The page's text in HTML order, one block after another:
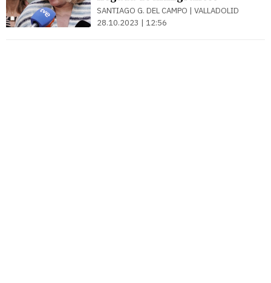
SANTIAGO G. DEL CAMPO | VALLADOLID
28.10.2023 | 12:56